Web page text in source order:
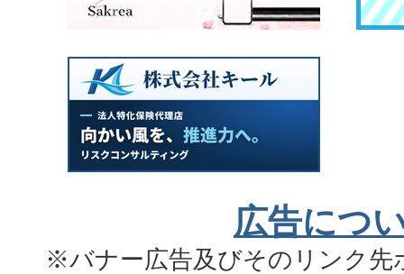
広告につ
※バナー広告及びそのリンク先